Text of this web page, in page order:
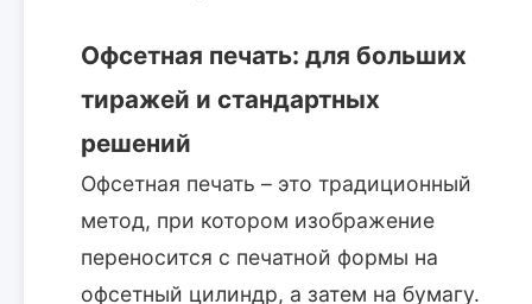
Офсетная печать: для больших
тиражей и стандартных
решений
Офсетная печать – это традиционный
метод, при котором изображение
переносится с печатной формы на
офсетный цилиндр, а затем на бумагу.